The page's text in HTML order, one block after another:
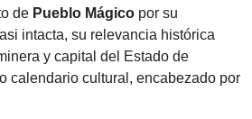
de Pueblo Mágico por su
intacta, su relevancia histórica
y capital del Estado de
calendario cultural, encabezado por